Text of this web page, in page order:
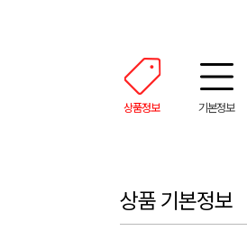
상품정보 기본정보
상품 기본정보